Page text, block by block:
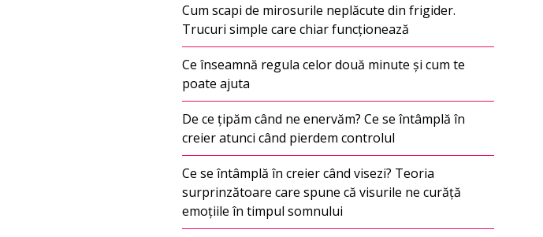
Cum scapi de mirosurile neplăcute din frigider.
Trucuri simple care chiar funcționează
Ce înseamnă regula celor două minute și cum te
poate ajuta
De ce țipăm când ne enervăm? Ce se întâmplă în
creier atunci când pierdem controlul
Ce se întâmplă în creier când visezi? Teoria
surprinzătoare care spune că visurile ne curăță
emoțiile în timpul somnului